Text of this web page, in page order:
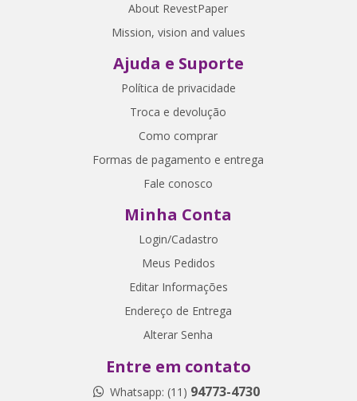
About RevestPaper
Mission, vision and values
Ajuda e Suporte
Política de privacidade
Troca e devolução
Como comprar
Formas de pagamento e entrega
Fale conosco
Minha Conta
Login/Cadastro
Meus Pedidos
Editar Informações
Endereço de Entrega
Alterar Senha
Entre em contato
Whatsapp: (11) 94773-4730